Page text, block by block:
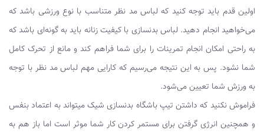
اولین قدم باید توجه کنید که لباس مد نظر متناسب با نوع ورزشی باشد که
می‌خواهید انجام دهید. لباس بدنسازی با کیفیت زنانه باید به گونه‌ای باشد که
به راحتی امکان انجام تمرینات را برای شما فراهم کند و مانع از تحرک کامل
شما نشود. پس به این نتیجه می‌رسیم که کارایی مهم لباس مد نظر با توجه
به ورزش شما تعیین می‌شود.
فراموش نکنید که داشتن تیپ باشگاه بدنسازی شیک میتواند به اعتماد بنفس
و همچنین انرژی گرفتن برای مستمر کردن کار شما موثر است اما باز هم به